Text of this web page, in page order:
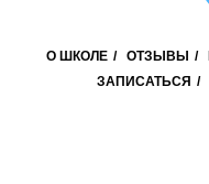
О ШКОЛЕ / ОТЗЫВЫ /
ЗАПИСАТЬСЯ /